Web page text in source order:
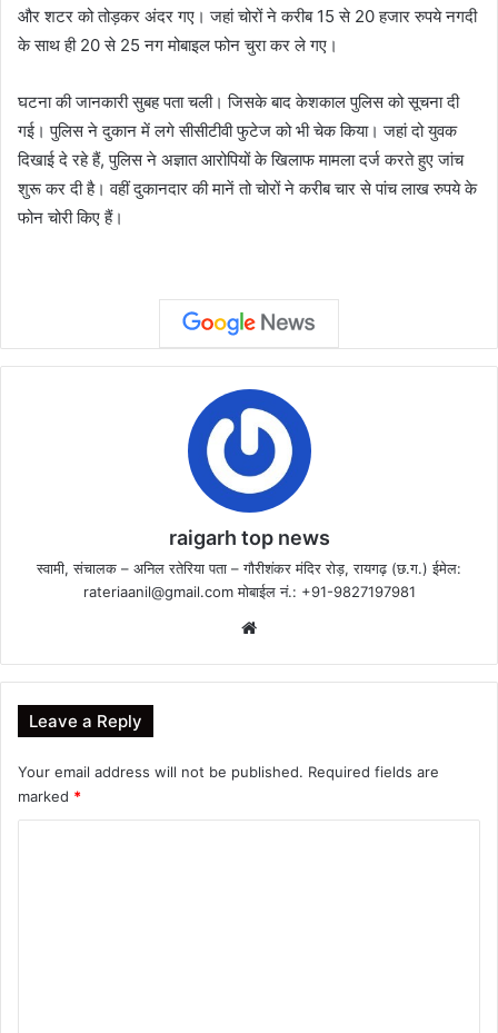
और शटर को तोड़कर अंदर गए। जहां चोरों ने करीब 15 से 20 हजार रुपये नगदी
के साथ ही 20 से 25 नग मोबाइल फोन चुरा कर ले गए।
घटना की जानकारी सुबह पता चली। जिसके बाद केशकाल पुलिस को सूचना दी
गई। पुलिस ने दुकान में लगे सीसीटीवी फुटेज को भी चेक किया। जहां दो युवक
दिखाई दे रहे हैं, पुलिस ने अज्ञात आरोपियों के खिलाफ मामला दर्ज करते हुए जांच
शुरू कर दी है। वहीं दुकानदार की मानें तो चोरों ने करीब चार से पांच लाख रुपये के
फोन चोरी किए हैं।
raigarh top news
स्वामी, संचालक – अनिल रतेरिया पता – गौरीशंकर मंदिर रोड़, रायगढ़ (छ.ग.) ईमेल:
rateriaanil@gmail.comमोबाईल नं.: +91-9827197981
Leave a Reply
Your email address will not be published. Required fields are
marked *